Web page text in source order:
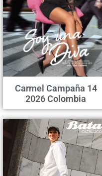
Carmel Campaña 14
2026 Colombia